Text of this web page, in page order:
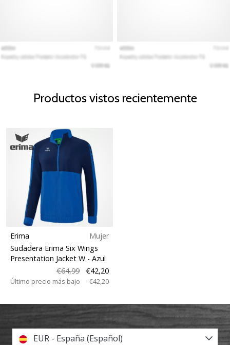
Productos vistos recientemente
Erima
Mujer
Sudadera Erima Six Wings
Presentation Jacket W - Azul
€64,99
€42,20
Último precio más bajo €42,20
EUR - España (Español)